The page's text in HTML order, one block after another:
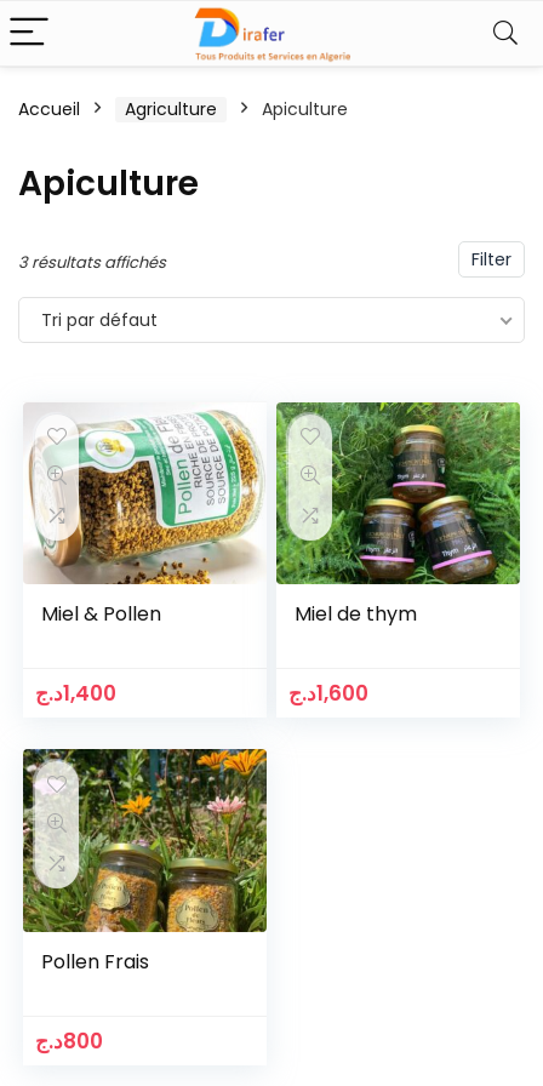
Accueil Agriculture Apiculture
Apiculture
Filter
3 résultats affichés
Tri par défaut
Miel & Pollen
1,400د.ج
Miel de thym
1,600د.ج
Pollen Frais
800د.ج